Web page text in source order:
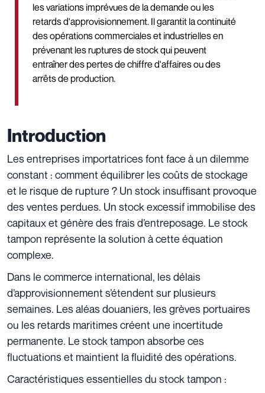
les variations imprévues de la demande ou les
retards d'approvisionnement. Il garantit la continuité
des opérations commerciales et industrielles en
prévenant les ruptures de stock qui peuvent
entraîner des pertes de chiffre d'affaires ou des
arrêts de production.
Introduction
Les entreprises importatrices font face à un dilemme
constant : comment équilibrer les coûts de stockage
et le risque de rupture ? Un stock insuffisant provoque
des ventes perdues. Un stock excessif immobilise des
capitaux et génère des frais d’entreposage. Le stock
tampon représente la solution à cette équation
complexe.
Dans le commerce international, les délais
d’approvisionnement s’étendent sur plusieurs
semaines. Les aléas douaniers, les grèves portuaires
ou les retards maritimes créent une incertitude
permanente. Le stock tampon absorbe ces
fluctuations et maintient la fluidité des opérations.
Caractéristiques essentielles du stock tampon :